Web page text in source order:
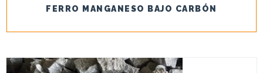
FERRO MANGANESO BAJO CARBÓN